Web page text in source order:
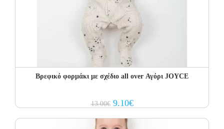
Βρεφικό φορμάκι με σχέδιο all over Αγόρι JOYCE
13.00€ Original
price
13.00€.
9.10€Current
price